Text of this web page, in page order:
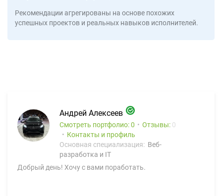
Рекомендации агрегированы на основе похожих
успешных проектов и реальных навыков исполнителей.
Андрей Алексеев
Смотреть портфолио: 0 Отзывы: 0
Контакты и профиль
Основная специализация: Веб-
разработка и IT
Добрый день! Хочу с вами поработать.